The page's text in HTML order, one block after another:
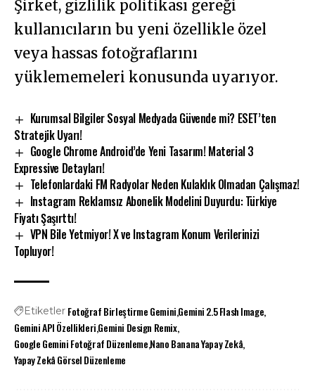
Şirket, gizlilik politikası gereği
kullanıcıların bu yeni özellikle özel
veya hassas fotoğraflarını
yüklememeleri konusunda uyarıyor.
Kurumsal Bilgiler Sosyal Medyada Güvende mi? ESET’ten
Stratejik Uyarı!
Google Chrome Android’de Yeni Tasarım! Material 3
Expressive Detayları!
Telefonlardaki FM Radyolar Neden Kulaklık Olmadan Çalışmaz!
Instagram Reklamsız Abonelik Modelini Duyurdu: Türkiye
Fiyatı Şaşırttı!
VPN Bile Yetmiyor! X ve Instagram Konum Verilerinizi
Topluyor!
Etiketler Fotoğraf Birleştirme GeminiGemini 2.5 Flash Image
Gemini API ÖzellikleriGemini Design Remix
Google Gemini Fotoğraf DüzenlemeNano Banana Yapay Zekâ
Yapay Zekâ Görsel Düzenleme